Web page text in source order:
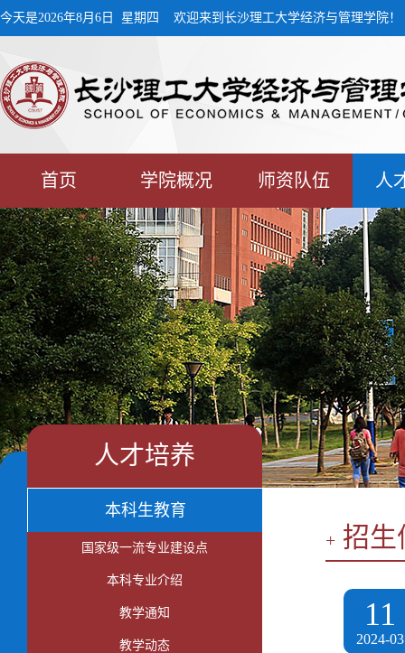
今天是2026年8月6日 星期四 欢迎来到长沙理工大学经济与管理学院！
首页 学院概况 师资队伍 人
学生工作 校友工作 下载中心 MPA
人才培养
本科生教育
国家级一流专业建设点
本科专业介绍
教学通知
教学动态
+ 招生
11
2024-03